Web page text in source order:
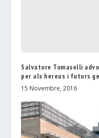
Salvatore Tomaselli
per als hereus i futurs
15 Novembre, 2016